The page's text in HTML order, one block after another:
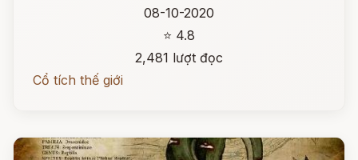
08-10-2020
⭐ 4.8
2,481 lượt đọc
Cổ tích thế giới